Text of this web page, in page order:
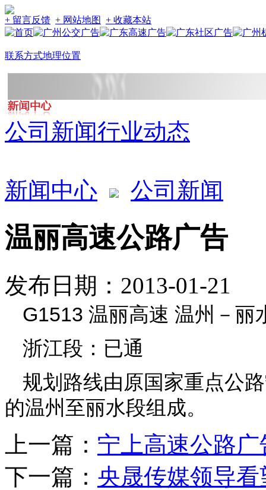
+ 留言反馈 + 网站地图 + 收藏本站
联系方式地理位置
公司新闻行业动态
新闻中心 公司新闻
温丽高速公路广告
发布日期：2013-01-21
G1513 温丽高速 温州－丽
浙江段：已通
规划路线由原国家重点公
的温州至丽水段组成。
上一篇： 宁上高速公路广
下一篇： 央晟传媒领导